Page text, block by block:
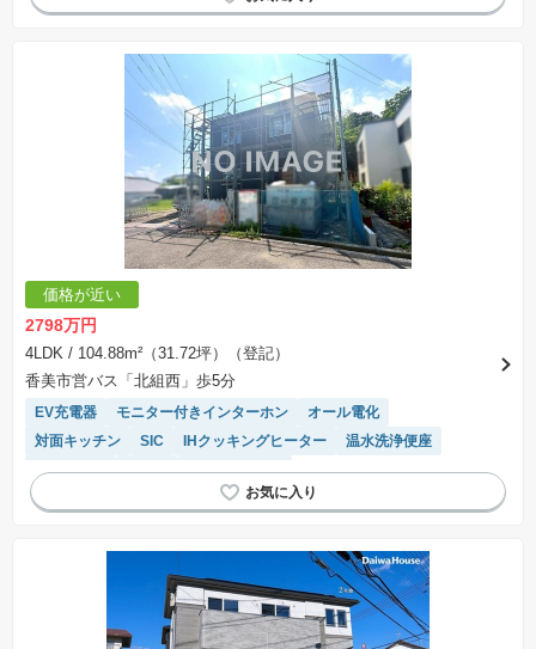
価格が近い
2798万円
4LDK / 104.88m²（31.72坪）（登記）
香美市営バス「北組西」歩5分
EV充電器 モニター付きインターホン
オール電化
対面キッチン
SIC IHクッキングヒーター
温水洗浄便座
浴室乾燥機
食洗機 トイレ2個以上